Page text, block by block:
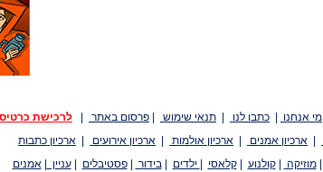
מי אנחנו כתבו לנו תנאי שימוש פרסום באתר
לרכישת
ארכיון אמנים ארכיון אולמות ארכיון אירועים
ארכיון כתבות
|מוזיקה |קולנוע |קלאסי ילדים |בידור |פסטיבלים |עניין |אמנים